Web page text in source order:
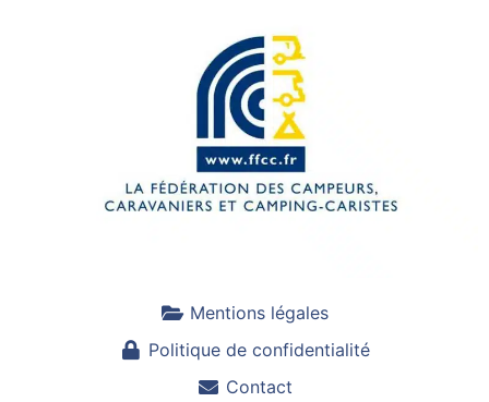
Mentions légales
Politique de confidentialité
Contact